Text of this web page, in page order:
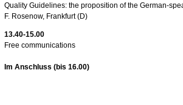
Quality Guidelines: the proposition of the German-
F. Rosenow, Frankfurt (D)
13.40-15.00
Free communications
Im Anschluss (bis 16.00)